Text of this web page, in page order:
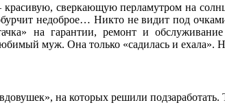
сверкающую перламутром на
недоброе… Никто не видит под
на гарантии, ремонт и
муж. Она только «садилась и ехала».
на которых решили